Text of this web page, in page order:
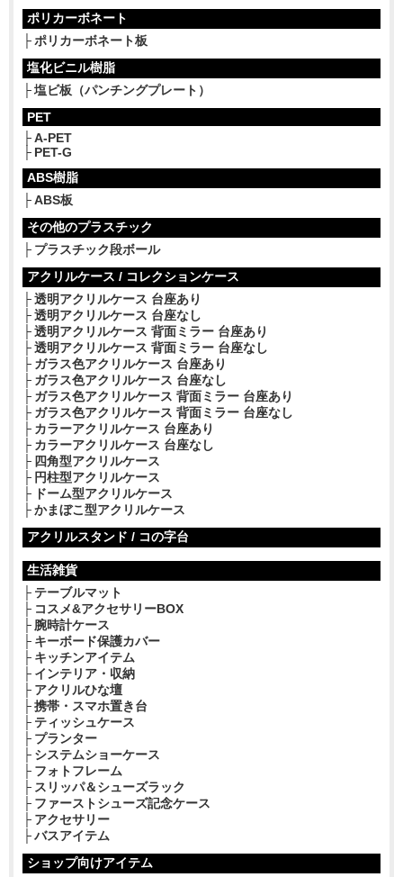
ポリカーボネート
ポリカーボネート板
塩化ビニル樹脂
塩ビ板（パンチングプレート）
PET
A-PET
PET-G
ABS樹脂
ABS板
その他のプラスチック
プラスチック段ボール
アクリルケース / コレクションケース
透明アクリルケース 台座あり
透明アクリルケース 台座なし
透明アクリルケース 背面ミラー 台座あり
透明アクリルケース 背面ミラー 台座なし
ガラス色アクリルケース 台座あり
ガラス色アクリルケース 台座なし
ガラス色アクリルケース 背面ミラー 台座あり
ガラス色アクリルケース 背面ミラー 台座なし
カラーアクリルケース 台座あり
カラーアクリルケース 台座なし
四角型アクリルケース
円柱型アクリルケース
ドーム型アクリルケース
かまぼこ型アクリルケース
アクリルスタンド / コの字台
生活雑貨
テーブルマット
コスメ&アクセサリーBOX
腕時計ケース
キーボード保護カバー
キッチンアイテム
インテリア・収納
アクリルひな壇
携帯・スマホ置き台
ティッシュケース
プランター
システムショーケース
フォトフレーム
スリッパ＆シューズラック
ファーストシューズ記念ケース
アクセサリー
バスアイテム
ショップ向けアイテム